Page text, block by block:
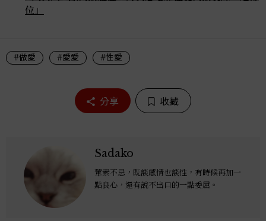
位」
#做愛 #愛愛 #性愛
分享 收藏
Sadako
葷素不忌，既談感情也談性，有時候再加一
點良心，還有說不出口的一點委屈。